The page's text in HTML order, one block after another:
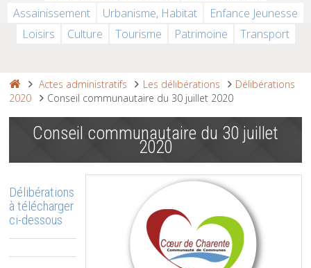
Assainissement
Urbanisme, Habitat
Enfance Jeunesse
Loisirs
Culture Tourisme Patrimoine Transport
Actes administratifs Les délibérations
Délibérations
2020
Conseil communautaire du 30 juillet 2020
Conseil communautaire du 30 juillet
2020
Délibérations
à télécharger
ci-dessous